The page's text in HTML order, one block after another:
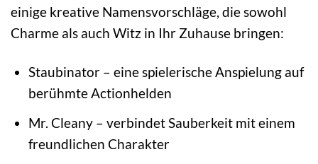
einige kreative Namensvorschläge, die sowohl
Charme als auch Witz in Ihr Zuhause bringen:
Staubinator – eine spielerische Anspielung auf
berühmte Actionhelden
Mr. Cleany – verbindet Sauberkeit mit einem
freundlichen Charakter